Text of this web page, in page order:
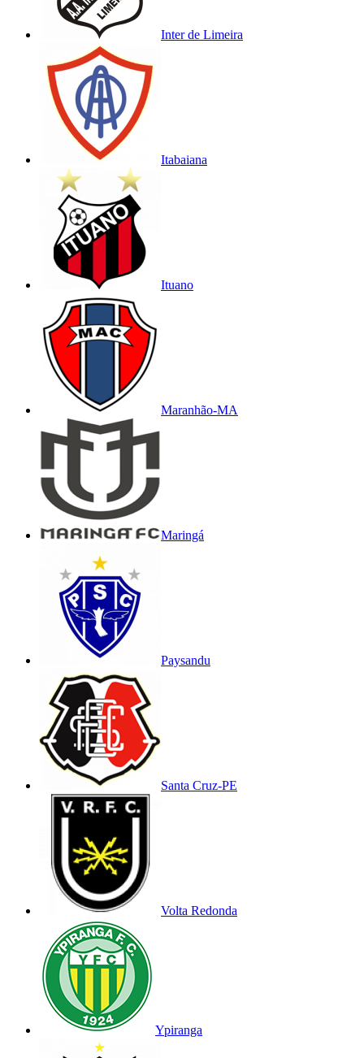
Inter de Limeira
Itabaiana
Ituano
Maranhão-MA
Maringá
Paysandu
Santa Cruz-PE
Volta Redonda
Ypiranga